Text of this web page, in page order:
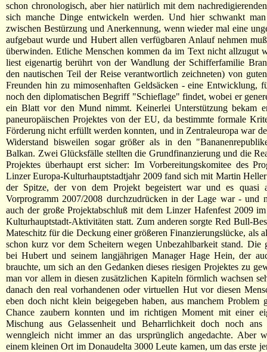
schon chronologisch, aber hier natürlich mit dem
sich manche Dinge entwickeln werden. Und hier schwankt
zwischen Bestürzung und Anerkennung, wenn wieder mal eine
aufgebaut wurde und Hubert allen verfügbaren Anlauf nehmen
überwinden. Etliche Menschen kommen da im Text nicht allzugut
liest eigenartig berührt von der Wandlung der Schifferfamilie
den nautischen Teil der Reise verantwortlich zeichneten) von
Freunden hin zu mimosenhaften Geldsäcken - eine Entwicklung,
noch den diplomatischen Begriff "Schieflage" findet, wobei er
ein Blatt vor den Mund nimmt. Keinerlei Unterstützung bekam
paneuropäischen Projektes von der EU, da bestimmte formale
Förderung nicht erfüllt werden konnten, und in Zentraleuropa war
Widerstand bisweilen sogar größer als in den
Balkan. Zwei Glücksfälle stellten die Grundfinanzierung und die
Projektes überhaupt erst sicher: Im Vorbereitungskomitee des
Linzer Europa-Kulturhauptstadtjahr 2009 fand sich mit Martin
der Spitze, der von dem Projekt begeistert war und es quasi
Vorprogramm 2007/2008 durchzudrücken in der Lage war - und
auch der große Projektabschluß mit dem Linzer Hafenfest 2009
Kulturhauptstadt-Aktivitäten statt. Zum anderen sorgte Red Bull-
Mateschitz für die Deckung einer größeren Finanzierungslücke, als
schon kurz vor dem Scheitern wegen Unbezahlbarkeit stand. Die
bei Hubert und seinem langjährigen Manager Hage Hein, der
brauchte, um sich an den Gedanken dieses riesigen Projektes zu
man vor allem in diesen zusätzlichen Kapiteln förmlich wachsen
danach den real vorhandenen oder virtuellen Hut vor diesen
eben doch nicht klein beigegeben haben, aus manchem Problem
Chance zaubern konnten und im richtigen Moment mit einer
Mischung aus Gelassenheit und Beharrlichkeit doch noch
wenngleich nicht immer an das ursprünglich angedachte. Aber
einem kleinen Ort im Donaudelta 3000 Leute kamen, um das erste